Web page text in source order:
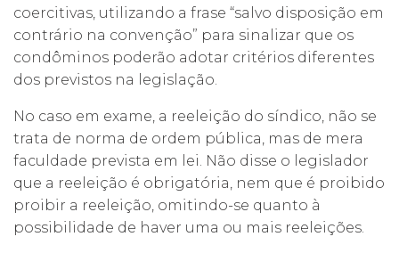
coercitivas, utilizando a frase “salvo disposição em
contrário na convenção” para sinalizar que os
condôminos poderão adotar critérios diferentes
dos previstos na legislação.
No caso em exame, a reeleição do síndico, não se
trata de norma de ordem pública, mas de mera
faculdade prevista em lei. Não disse o legislador
que a reeleição é obrigatória, nem que é proibido
proibir a reeleição, omitindo-se quanto à
possibilidade de haver uma ou mais reeleições.